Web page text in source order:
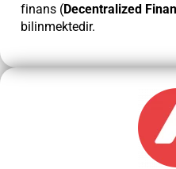
finans (Decentralized
bilinmektedir.